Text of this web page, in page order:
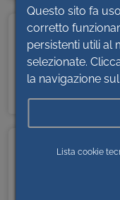
PROGR. 84/2021
CONSUMO
A MARCHIO
DELL’ASL CN1 -
PROGR. 76/2021
PRESSO GLI
Questo sito fa
corretto
persistenti utili al
selezionate.
la navigazione
Lista cookie